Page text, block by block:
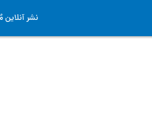
نشر آنلاین